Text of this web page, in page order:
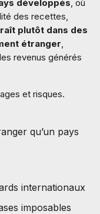
développés, où
des recettes,
plutôt dans des
étranger,
revenus générés
et risques.
qu’un pays
internationaux
imposables